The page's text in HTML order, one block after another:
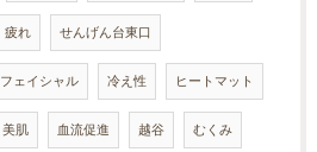
疲れ せんげん台東口
フェイシャル 冷え性 ヒートマット
美肌 血流促進 越谷 むくみ